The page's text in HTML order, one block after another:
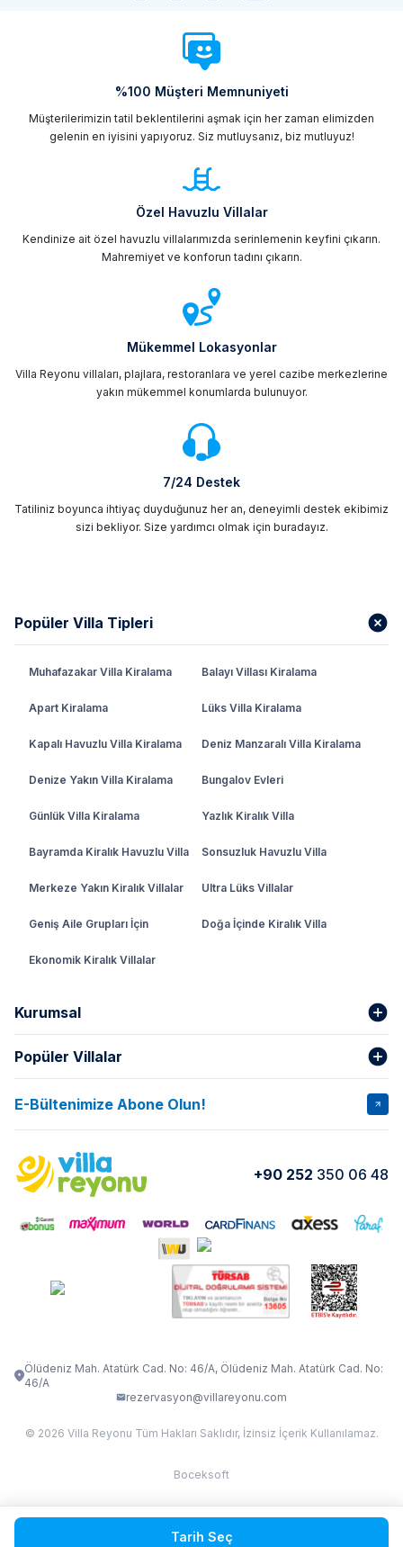
%100 Müşteri Memnuniyeti
Müşterilerimizin tatil beklentilerini aşmak için her zaman elimizden
gelenin en iyisini yapıyoruz. Siz mutluysanız, biz mutluyuz!
Özel Havuzlu Villalar
Kendinize ait özel havuzlu villalarımızda serinlemenin keyfini çıkarın.
Mahremiyet ve konforun tadını çıkarın.
Mükemmel Lokasyonlar
Villa Reyonu villaları, plajlara, restoranlara ve yerel cazibe merkezlerine
yakın mükemmel konumlarda bulunuyor.
7/24 Destek
Tatiliniz boyunca ihtiyaç duyduğunuz her an, deneyimli destek ekibimiz
sizi bekliyor. Size yardımcı olmak için buradayız.
Popüler Villa Tipleri
Muhafazakar Villa Kiralama Balayı Villası Kiralama
Apart Kiralama Lüks Villa Kiralama
Kapalı Havuzlu Villa Kiralama Deniz Manzaralı Villa Kiralama
Denize Yakın Villa Kiralama Bungalov Evleri
Günlük Villa Kiralama Yazlık Kiralık Villa
Bayramda Kiralık Havuzlu Villa Sonsuzluk Havuzlu Villa
Merkeze Yakın Kiralık Villalar Ultra Lüks Villalar
Geniş Aile Grupları İçin Doğa İçinde Kiralık Villa
Ekonomik Kiralık Villalar
Kurumsal
Hakkımızda
İptal Şartları Banka Hesapları
Kurumsal Blog
Yorumlar Nasıl Kiralarım
Popüler Villalar
VİLLA SALKIM VİLLA SLAY 1
VİLLA OLENNA 1 VİLLA MERT
VILLA ADRIMA 1
VİLLA TİAMO VİLLA ZEYTİN DALI
VILLA ELMALI
E-Bültenimize Abone Olun!
+90 252 350 06 48
Ölüdeniz Mah. Atatürk Cad. No: 46/A, Ölüdeniz Mah. Atatürk Cad. No:
46/A
rezervasyon@villareyonu.com
© 2026 Villa Reyonu Tüm Hakları Saklıdır, İzinsiz İçerik Kullanılamaz.
Boceksoft
Fethiye Kas Kalkan 2
Tarih Seç